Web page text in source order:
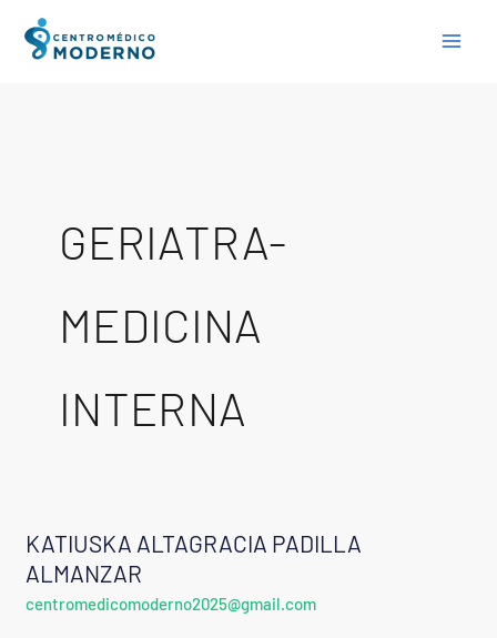
GERIATRA-
MEDICINA
INTERNA
KATIUSKA ALTAGRACIA PADILLA
ALMANZAR
centromedicomoderno2025@gmail.com
KATIUSKA
ALTAGRACIA
PADILLA